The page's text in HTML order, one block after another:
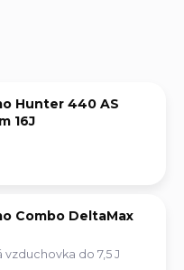
Hunter 440 AS
16J
Combo DeltaMax
vzduchovka do 7,5 J